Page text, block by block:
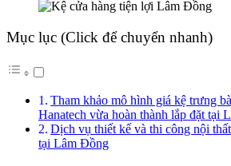
Mục lục (Click để chuyển nhanh)
Tham khảo mô hình giá kệ trưng
Hanatech vừa hoàn thành lắp đặt tại
Dịch vụ thiết kế và thi công nội
tại Lâm Đồng